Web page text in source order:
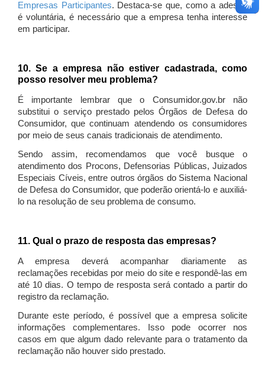
Empresas Participantes. Destaca-se que, como a adesão
é voluntária, é necessário que a empresa tenha interesse
em participar.
10. Se a empresa não estiver cadastrada, como
posso resolver meu problema?
É importante lembrar que o Consumidor.gov.br não
substitui o serviço prestado pelos Órgãos de Defesa do
Consumidor, que continuam atendendo os consumidores
por meio de seus canais tradicionais de atendimento.
Sendo assim, recomendamos que você busque o
atendimento dos Procons, Defensorias Públicas, Juizados
Especiais Cíveis, entre outros órgãos do Sistema Nacional
de Defesa do Consumidor, que poderão orientá-lo e auxiliá-
lo na resolução de seu problema de consumo.
11. Qual o prazo de resposta das empresas?
A empresa deverá acompanhar diariamente as
reclamações recebidas por meio do site e respondê-las em
até 10 dias. O tempo de resposta será contado a partir do
registro da reclamação.
Durante este período, é possível que a empresa solicite
informações complementares. Isso pode ocorrer nos
casos em que algum dado relevante para o tratamento da
reclamação não houver sido prestado.